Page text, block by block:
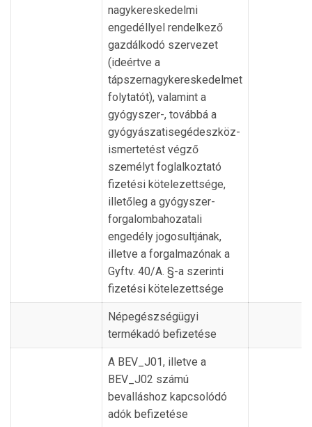
nagykereskedelmi
engedéllyel rendelkező
gazdálkodó szervezet
(ideértve a
tápszernagykereskedelmet
folytatót), valamint a
gyógyszer-, továbbá a
gyógyászatisegédeszköz-
ismertetést végző
személyt foglalkoztató
fizetési kötelezettsége,
illetőleg a gyógyszer-
forgalombahozatali
engedély jogosultjának,
illetve a forgalmazónak a
Gyftv. 40/A. §-a szerinti
fizetési kötelezettsége
Népegészségügyi
termékadó befizetése
A BEV_J01, illetve a
BEV_J02 számú
bevalláshoz kapcsolódó
adók befizetése